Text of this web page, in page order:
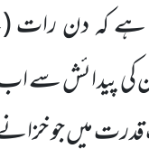
ہے کہ دن
کی پیدائش
میں جو